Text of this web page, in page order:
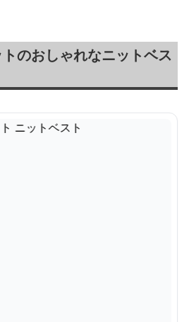
のおしゃれなニットベス